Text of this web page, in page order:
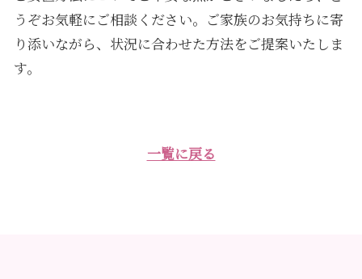
うぞお気軽にご相談ください。ご家族のお気持ちに寄
り添いながら、状況に合わせた方法をご提案いたしま
す。
一覧に戻る